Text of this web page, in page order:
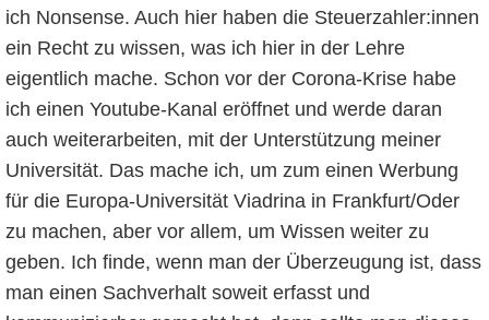
ich Nonsense. Auch hier haben die Steuerzahler:innen
ein Recht zu wissen, was ich hier in der Lehre
eigentlich mache. Schon vor der Corona-Krise habe
ich einen Youtube-Kanal eröffnet und werde daran
auch weiterarbeiten, mit der Unterstützung meiner
Universität. Das mache ich, um zum einen Werbung
für die Europa-Universität Viadrina in Frankfurt/Oder
zu machen, aber vor allem, um Wissen weiter zu
geben. Ich finde, wenn man der Überzeugung ist, dass
man einen Sachverhalt soweit erfasst und